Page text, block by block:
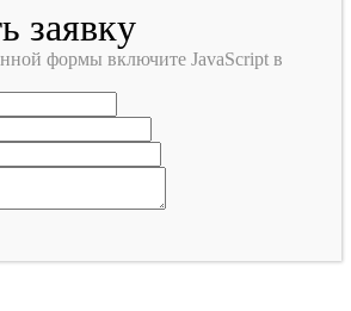
заявку
формы включите JavaScript в